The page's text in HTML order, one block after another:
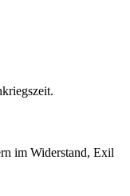
im Widerstand, Exil